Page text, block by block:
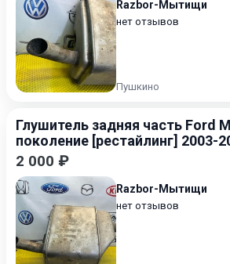
Razbor-Мытищи
нет отзывов
Пушкино
Глушитель задняя часть Ford
поколение [рестайлинг] 2003-
2 000 ₽
Razbor-Мытищи
нет отзывов